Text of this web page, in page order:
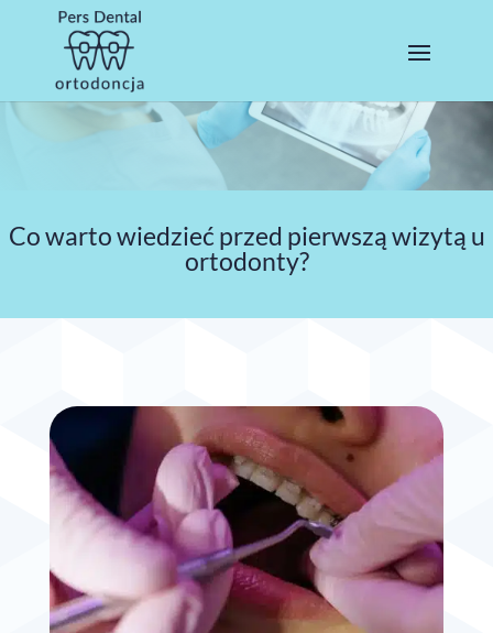
Co warto wiedzieć przed pierwszą wizytą u
ortodonty?